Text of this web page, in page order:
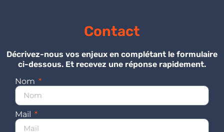
Contact
Décrivez-nous vos enjeux en complétant le formulaire
ci-dessous. Et recevez une réponse rapidement.
Nom
Mail